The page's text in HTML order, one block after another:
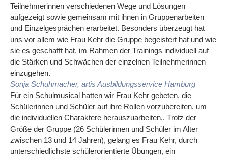
Teilnehmerinnen verschiedenen Wege und Lösungen
aufgezeigt sowie gemeinsam mit ihnen in Gruppenarbeiten
und Einzelgesprächen erarbeitet. Besonders überzeugt hat
uns vor allem wie Frau Kehr die Gruppe begeistert hat und wie
sie es geschafft hat, im Rahmen der Trainings individuell auf
die Stärken und Schwächen der einzelnen Teilnehmerinnen
einzugehen.
Sonja Schuhmacher, artis Ausbildungsservice Hamburg
Für ein Schulmusical hatten wir Frau Kehr gebeten, die
Schülerinnen und Schüler auf ihre Rollen vorzubereiten, um
die individuellen Charaktere herauszuarbeiten.. Trotz der
Größe der Gruppe (26 Schülerinnen und Schüler im Alter
zwischen 13 und 14 Jahren), gelang es Frau Kehr, durch
unterschiedlichste schülerorientierte Übungen, ein